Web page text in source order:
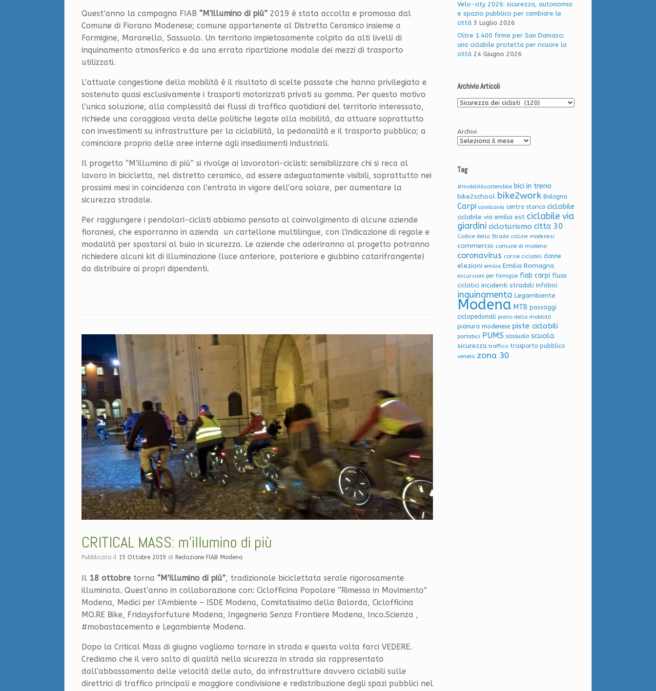
Quest’anno la campagna FIAB “M’illumino di più” 2019 è stata accolta e promossa dal
Comune di Fiorano Modenese; comune appartenente al Distretto Ceramico insieme a
Formigine, Maranello, Sassuolo. Un territorio impietosamente colpito da alti livelli di
inquinamento atmosferico e da una errata ripartizione modale dei mezzi di trasporto
utilizzati.
L’attuale congestione della mobilità è il risultato di scelte passate che hanno privilegiato e
sostenuto quasi esclusivamente i trasporti motorizzati privati su gomma. Per questo motivo
l’unica soluzione, alla complessità dei flussi di traffico quotidiani del territorio interessato,
richiede una coraggiosa virata delle politiche legate alla mobilità, da attuare soprattutto
con investimenti su infrastrutture per la ciclabilità, la pedonalità e il trasporto pubblico; a
cominciare proprio delle aree interne agli insediamenti industriali.
Il progetto “M’illumino di più” si rivolge ai lavoratori-ciclisti: sensibilizzare chi si reca al
lavoro in bicicletta, nel distretto ceramico, ad essere adeguatamente visibili, soprattutto nei
prossimi mesi in coincidenza con l’entrata in vigore dell’ora solare, per aumentare la
sicurezza stradale.
Per raggiungere i pendolari-ciclisti abbiamo pensato al coinvolgimento di alcune aziende
fioranesi, che esporranno in azienda un cartellone multilingue, con l’indicazione di regole e
modalità per spostarsi al buio in sicurezza. Le aziende che aderiranno al progetto potranno
richiedere alcuni kit di illuminazione (luce anteriore, posteriore e giubbino catarifrangente)
da distribuire ai propri dipendenti.
CRITICAL MASS: m’illumino di più
Pubblicato il 15 Ottobre 2019 di Redazione FIAB Modena
Il 18 ottobre torna “M’illumino di più”, tradizionale biciclettata serale rigorosamente
illuminata. Quest’anno in collaborazione con: Ciclofficina Popolare “Rimessa in Movimento”
Modena, Medici per l’Ambiente – ISDE Modena, Comitatissimo della Balorda, Ciclofficina
MO.RE Bike, Fridaysforfuture Modena, Ingegneria Senza Frontiere Modena, Inco.Scienza ,
#mobastacemento e Legambiente Modena.
Dopo la Critical Mass di giugno vogliamo tornare in strada e questa volta farci VEDERE.
Crediamo che il vero salto di qualità nella sicurezza in strada sia rappresentato
dall’abbassamento delle velocità delle auto, da infrastrutture davvero ciclabili sulle
direttrici di traffico principali e maggiore condivisione e redistribuzione degli spazi pubblici nel
Velo-city 2026: sicurezza, autonomia
e spazio pubblico per cambiare le
città 3 Luglio 2026
Oltre 1.400 firme per San Damaso:
una ciclabile protetta per ricucire la
città 24 Giugno 2026
Archivio Articoli
Archivio
Archivi
Tag
#mobilitàsostenibile bici in treno
bike2school bike2work Bologna
Carpi cavalcavia centro storico ciclabile
ciclabile via emilia est ciclabile via
giardini cicloturismo citta 30
Codice della Strada colline modenesi
commercio comune di modena
coronavirus corsie ciclabili donne
elezioni emilia Emilia Romagna
escursioni per famiglie fiab carpi flussi
ciclistici incidenti stradali Infobici
inquinamento Legambiente
Modena MTB passaggi
ciclopedonali piano della mobilità
pianura modenese piste ciclabili
portabici PUMS sassuolo scuola
sicurezza traffico trasporto pubblico
veneto zona 30